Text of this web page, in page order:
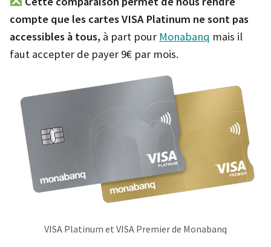
compte que les cartes VISA Platinum ne sont pas
accessibles à tous, à part pour Monabanq mais il
faut accepter de payer 9€ par mois.
VISA Platinum et VISA Premier de Monabanq